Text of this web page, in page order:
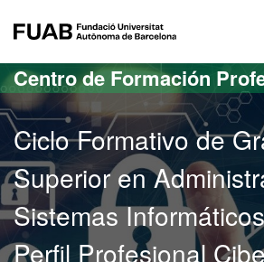
Centro de Formación
Ciclo Formativo de
Superior en
Sistemas
Perfil Profesional